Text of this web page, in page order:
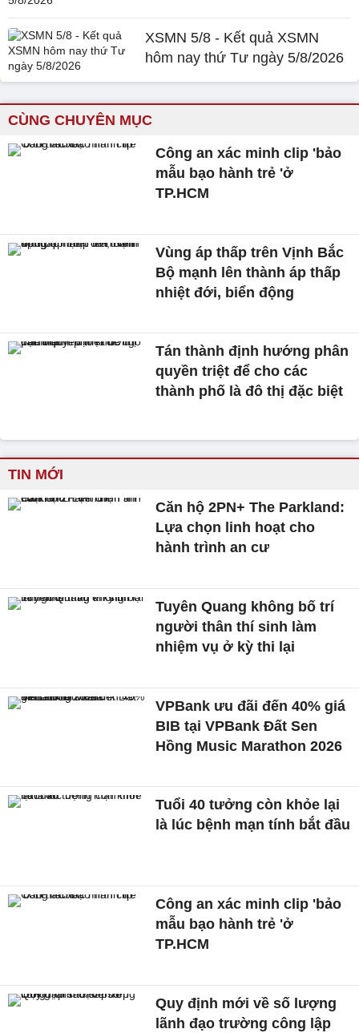
XSMN 5/8 - Kết quả XSMN
hôm nay thứ Tư ngày 5/8/2026
CÙNG CHUYÊN MỤC
Công an xác minh clip 'bảo
mẫu bạo hành trẻ 'ở
TP.HCM
Vùng áp thấp trên Vịnh Bắc
Bộ mạnh lên thành áp thấp
nhiệt đới, biển động
Tán thành định hướng phân
quyền triệt để cho các
thành phố là đô thị đặc biệt
TIN MỚI
Căn hộ 2PN+ The Parkland:
Lựa chọn linh hoạt cho
hành trình an cư
Tuyên Quang không bố trí
người thân thí sinh làm
nhiệm vụ ở kỳ thi lại
VPBank ưu đãi đến 40% giá
BIB tại VPBank Đất Sen
Hồng Music Marathon 2026
Tuổi 40 tưởng còn khỏe lại
là lúc bệnh mạn tính bắt đầu
Công an xác minh clip 'bảo
mẫu bạo hành trẻ 'ở
TP.HCM
Quy định mới về số lượng
lãnh đạo trường công lập